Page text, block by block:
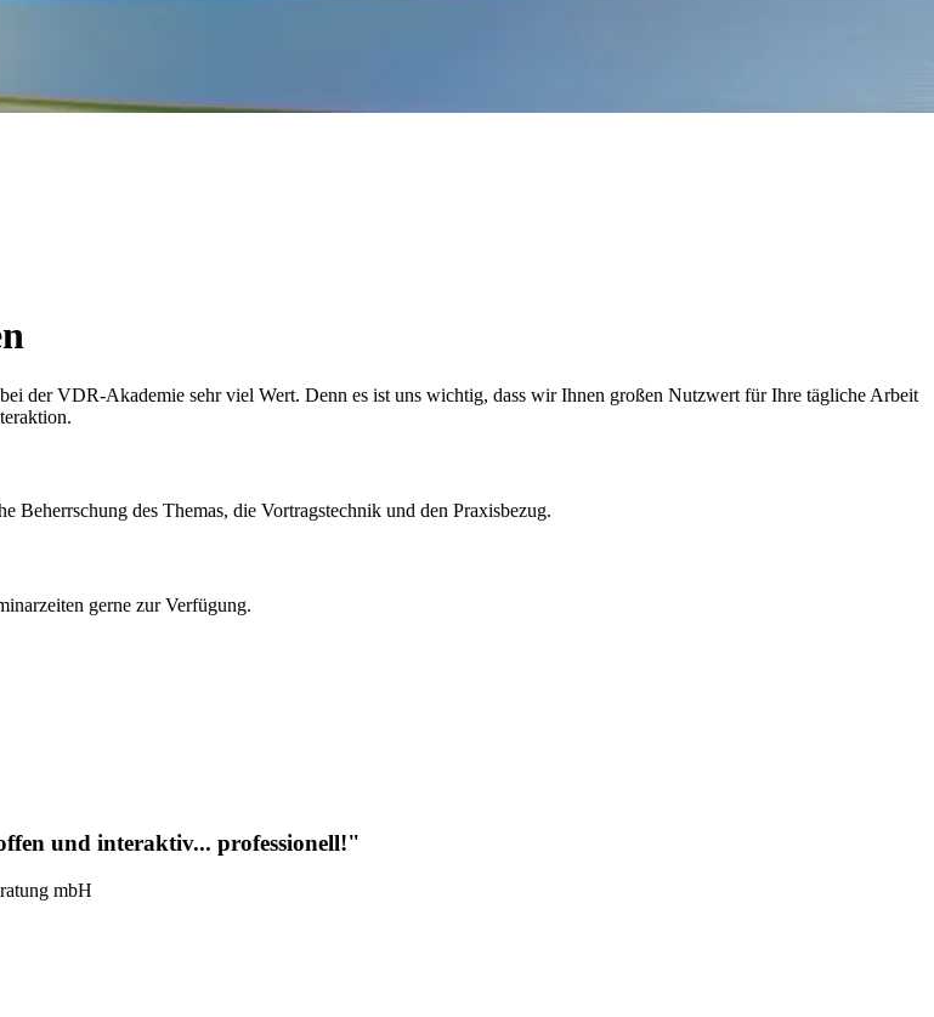
der VDR-Akademie sehr viel Wert. Denn es ist uns wichtig, dass wir Ihnen großen Nutzwert für Ihre tägliche Arbeit
des Themas, die Vortragstechnik und den Praxisbezug.
gerne zur Verfügung.
und interaktiv... professionell!"
mbH